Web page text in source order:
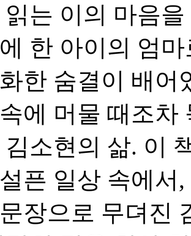
읽는 이의 마음
한 아이의 엄
한 숨결이 배어
에 머물 때조차
김소현의 삶. 이
픈 일상 속에서
장으로 무뎌진